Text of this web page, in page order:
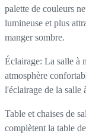
palette de couleurs
lumineuse et plus
manger sombre.
Éclairage: La salle à
atmosphère
l'éclairage de la salle
Table et chaises de
complètent la table